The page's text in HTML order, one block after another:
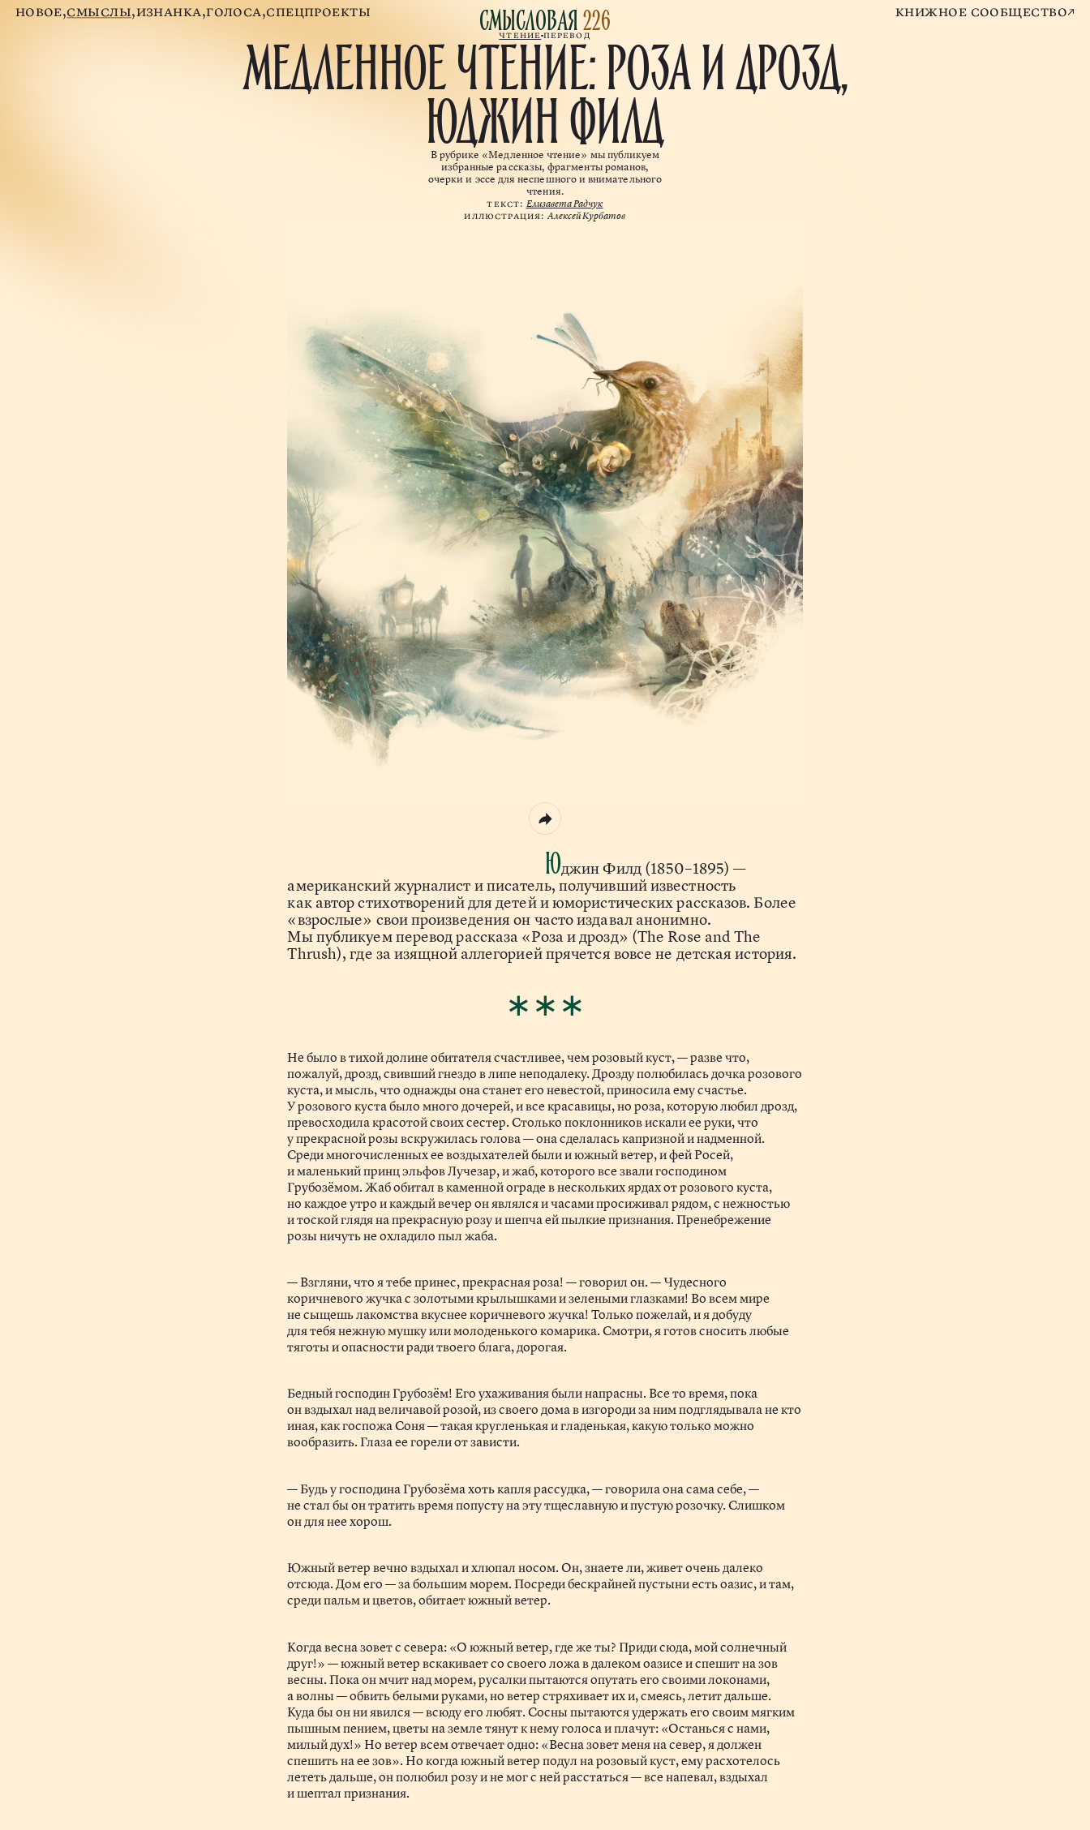
новое смыслы изнанка голоса спецпроекты Смысловая226 книжное сообщество
ЧтениеПеревод
МЕДЛЕННОЕ ЧТЕНИЕ: РОЗА И ДРОЗД,
ЮДЖИН ФИЛД
В рубрике «Медленное чтение» мы публикуем
избранные рассказы, фрагменты романов,
очерки и эссе для неспешного и внимательного
чтения.
Текст: Елизавета Радчук
Иллюстрация: Алексей Курбатов
Юджин Филд (1850–1895) —
американский журналист и писатель, получивший известность
как автор стихотворений для детей и юмористических рассказов. Более
«взрослые» свои произведения он часто издавал анонимно.
Мы публикуем перевод рассказа «Роза и дрозд» (The Rose and The
Thrush), где за изящной аллегорией прячется вовсе не детская история.
∗∗∗
Не было в тихой долине обитателя счастливее, чем розовый куст, — разве что,
пожалуй, дрозд, свивший гнездо в липе неподалеку. Дрозду полюбилась дочка розового
куста, и мысль, что однажды она станет его невестой, приносила ему счастье.
У розового куста было много дочерей, и все красавицы, но роза, которую любил дрозд,
превосходила красотой своих сестер. Столько поклонников искали ее руки, что
у прекрасной розы вскружилась голова — она сделалась капризной и надменной.
Среди многочисленных ее воздыхателей были и южный ветер, и фей Росей,
и маленький принц эльфов Лучезар, и жаб, которого все звали господином
Грубозёмом. Жаб обитал в каменной ограде в нескольких ярдах от розового куста,
но каждое утро и каждый вечер он являлся и часами просиживал рядом, с нежностью
и тоской глядя на прекрасную розу и шепча ей пылкие признания. Пренебрежение
розы ничуть не охладило пыл жаба.
— Взгляни, что я тебе принес, прекрасная роза! — говорил он. — Чудесного
коричневого жучка с золотыми крылышками и зелеными глазками! Во всем мире
не сыщешь лакомства вкуснее коричневого жучка! Только пожелай, и я добуду
для тебя нежную мушку или молоденького комарика. Смотри, я готов сносить любые
тяготы и опасности ради твоего блага, дорогая.
Бедный господин Грубозём! Его ухаживания были напрасны. Все то время, пока
он вздыхал над величавой розой, из своего дома в изгороди за ним подглядывала не кто
иная, как госпожа Соня — такая кругленькая и гладенькая, какую только можно
вообразить. Глаза ее горели от зависти.
— Будь у господина Грубозёма хоть капля рассудка, — говорила она сама себе, —
не стал бы он тратить время попусту на эту тщеславную и пустую розочку. Слишком
он для нее хорош.
Южный ветер вечно вздыхал и хлюпал носом. Он, знаете ли, живет очень далеко
отсюда. Дом его — за большим морем. Посреди бескрайней пустыни есть оазис, и там,
среди пальм и цветов, обитает южный ветер.
Когда весна зовет с севера: «О южный ветер, где же ты? Приди сюда, мой солнечный
друг!» — южный ветер вскакивает со своего ложа в далеком оазисе и спешит на зов
весны. Пока он мчит над морем, русалки пытаются опутать его своими локонами,
а волны — обвить белыми руками, но ветер стряхивает их и, смеясь, летит дальше.
Куда бы он ни явился — всюду его любят. Сосны пытаются удержать его своим мягким
пышным пением, цветы на земле тянут к нему голоса и плачут: «Останься с нами,
милый дух!» Но ветер всем отвечает одно: «Весна зовет меня на север, я должен
спешить на ее зов». Но когда южный ветер подул на розовый куст, ему расхотелось
лететь дальше, он полюбил розу и не мог с ней расстаться — все напевал, вздыхал
и шептал признания.